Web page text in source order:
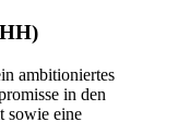
ambitioniertes
in den
sowie eine